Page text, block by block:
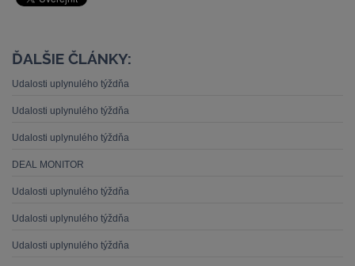
ĎALŠIE ČLÁNKY:
Udalosti uplynulého týždňa
Udalosti uplynulého týždňa
Udalosti uplynulého týždňa
DEAL MONITOR
Udalosti uplynulého týždňa
Udalosti uplynulého týždňa
Udalosti uplynulého týždňa